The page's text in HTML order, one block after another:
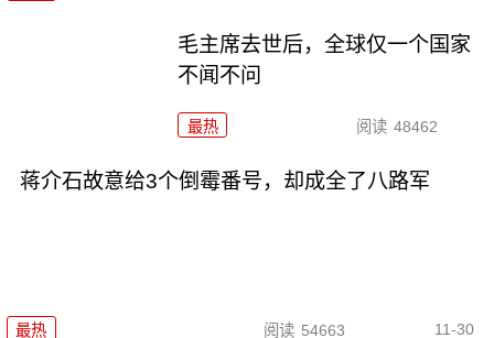
毛主席去世后，全球仅一个国家
不闻不问
最热 阅读 48462
蒋介石故意给3个倒霉番号，却成全了八路军
最热 阅读 54663 11-30